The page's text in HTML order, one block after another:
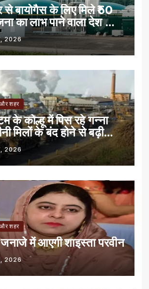
बायोगैस के लिए मिले ₹50
का लाभ पाने वाला देश का
2026
और शहर
के कोल्हू में पिस रहे गन्ना
मिलों के बंद होने से बढ़ी
2026
और शहर
में आएगी शाइस्ता परवीन
2026